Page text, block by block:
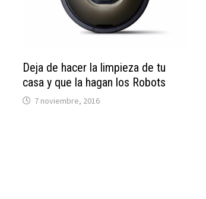
Deja de hacer la limpieza de tu
casa y que la hagan los Robots
7 noviembre, 2016